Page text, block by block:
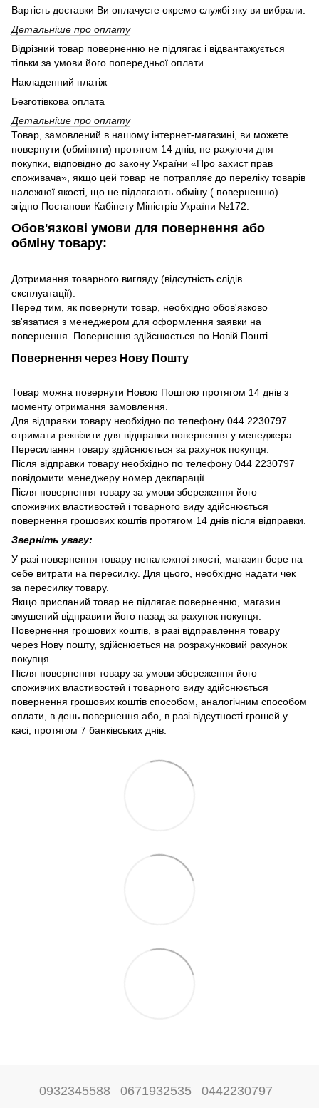
Вартість доставки Ви оплачуєте окремо службі яку ви вибрали.
Детальніше про оплату
Відрізний товар поверненню не підлягає і відвантажується
тільки за умови його попередньої оплати.
Накладенний платіж
Безготівкова оплата
Детальніше про оплату
Товар, замовлений в нашому інтернет-магазині, ви можете
повернути (обміняти) протягом 14 днів, не рахуючи дня
покупки, відповідно до закону України «Про захист прав
споживача», якщо цей товар не потрапляє до переліку товарів
належної якості, що не підлягають обміну ( поверненню)
згідно Постанови Кабінету Міністрів України №172.
Обов'язкові умови для повернення або
обміну товару:
Дотримання товарного вигляду (відсутність слідів
експлуатації).
Перед тим, як повернути товар, необхідно обов'язково
зв'язатися з менеджером для оформлення заявки на
повернення. Повернення здійснюється по Новій Пошті.
Повернення через Нову Пошту
Товар можна повернути Новою Поштою протягом 14 днів з
моменту отримання замовлення.
Для відправки товару необхідно по телефону 044 2230797
отримати реквізити для відправки повернення у менеджера.
Пересилання товару здійснюється за рахунок покупця.
Після відправки товару необхідно по телефону 044 2230797
повідомити менеджеру номер декларації.
Після повернення товару за умови збереження його
споживчих властивостей і товарного виду здійснюється
повернення грошових коштів протягом 14 днів після відправки.
Зверніть увагу:
У разі повернення товару неналежної якості, магазин бере на
себе витрати на пересилку. Для цього, необхідно надати чек
за пересилку товару.
Якщо присланий товар не підлягає поверненню, магазин
змушений відправити його назад за рахунок покупця.
Повернення грошових коштів, в разі відправлення товару
через Нову пошту, здійснюється на розрахунковий рахунок
покупця.
Після повернення товару за умови збереження його
споживчих властивостей і товарного виду здійснюється
повернення грошових коштів способом, аналогічним способом
оплати, в день повернення або, в разі відсутності грошей у
касі, протягом 7 банківських днів.
0932345588 0671932535
0442230797